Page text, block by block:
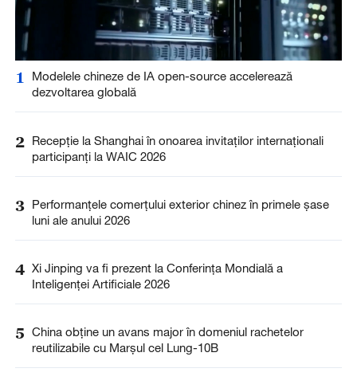
1
Modelele chineze de IA open-source accelerează
dezvoltarea globală
2 Recepție la Shanghai în onoarea invitaților internaționali
participanți la WAIC 2026
3 Performanțele comerțului exterior chinez în primele șase
luni ale anului 2026
4 Xi Jinping va fi prezent la Conferința Mondială a
Inteligenței Artificiale 2026
5 China obține un avans major în domeniul rachetelor
reutilizabile cu Marșul cel Lung-10B